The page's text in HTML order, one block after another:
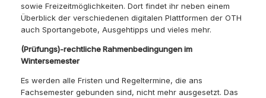
sowie Freizeitmöglichkeiten. Dort findet ihr neben einem
Überblick der verschiedenen digitalen Plattformen der OTH
auch Sportangebote, Ausgehtipps und vieles mehr.
(Prüfungs)-rechtliche Rahmenbedingungen im
Wintersemester
Es werden alle Fristen und Regeltermine, die ans
Fachsemester gebunden sind, nicht mehr ausgesetzt. Das